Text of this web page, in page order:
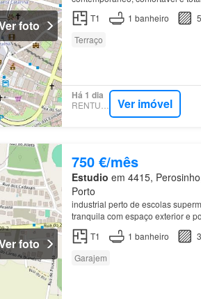
foto
residente A localização, próxima
T1 1 banheiro
Terraço
Há 1 dia
RENTUMO Ver imóvel
foto
750 €/mês
Estudio em 4415,
Porto
industrial perto de escolas
tranquila com espaço exterior e
vista de cidade e perto da praia
T1 1 banheiro
Garajem